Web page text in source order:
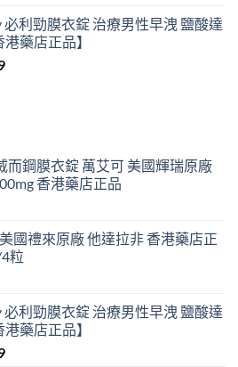
利勁膜衣錠 治療男性早洩 鹽酸達
藥店正品】
Price
而鋼膜衣錠 萬艾可 美國輝瑞原廠
香港藥店正品
國禮來原廠 他達拉非 香港藥店正
粒
利勁膜衣錠 治療男性早洩 鹽酸達
藥店正品】
Price